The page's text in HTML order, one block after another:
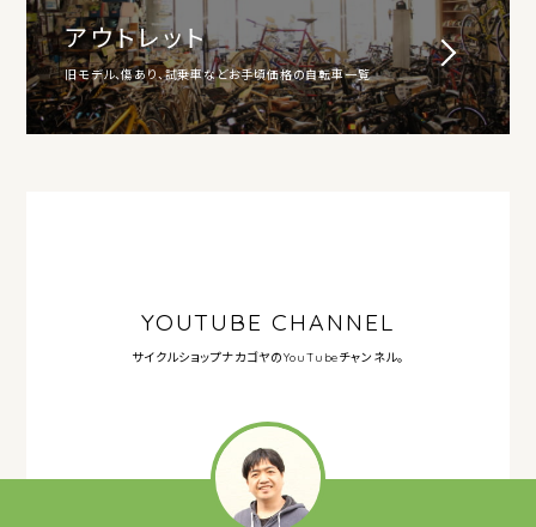
アウトレット
旧モデル、傷あり、試乗車などお手頃価格の自転車一覧
YOUTUBE CHANNEL
サイクルショップナカゴヤのYouTubeチャンネル。